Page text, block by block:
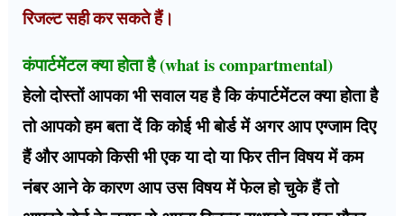
रिजल्ट सही कर सकते हैं।
कंपार्टमेंटल क्या होता है (what is compartmental)
हेलो दोस्तों आपका भी सवाल यह है कि कंपार्टमेंटल क्या होता है
तो आपको हम बता दें कि कोई भी बोर्ड में अगर आप एग्जाम दिए
हैं और आपको किसी भी एक या दो या फिर तीन विषय में कम
नंबर आने के कारण आप उस विषय में फेल हो चुके हैं तो